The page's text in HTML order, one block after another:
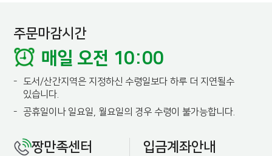
주문마감시간
매일 오전 10:00
-
도서/산간지역은 지정하신 수령일보다 하루 더 지연될수
있습니다.
-
공휴일이나 일요일, 월요일의 경우 수령이 불가능합니다.
짱만족센터 입금계좌안내